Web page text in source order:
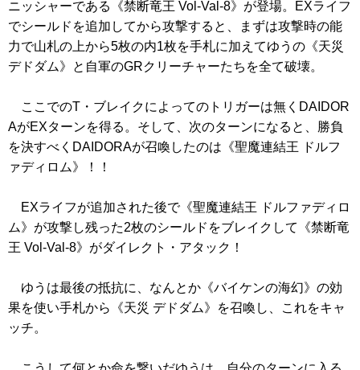
ニッシャーである
《禁断竜王 Vol-Val-8》 が登場。EXライフ
でシールドを追加してから攻撃すると、まずは攻撃時の能
力で山札の上から5枚の内1枚を手札に加えてゆうの 《天災
デドダム》
と自軍のGRクリーチャーたちを全て破壊。
ここでのT・ブレイクによってのトリガーは無くDAIDOR
AがEXターンを得る。そして、次のターンになると、勝負
を決すべくDAIDORAが召喚したのは 《聖魔連結王 ドルフ
ァディロム》
！！
EXライフが追加された後で《聖魔連結王 ドルファディロ
ム》 が攻撃し残った2枚のシールドをブレイクして
《禁断竜
王 Vol-Val-8》 がダイレクト・アタック！
ゆうは最後の抵抗に、なんとか 《バイケンの海幻》 の効
果を使い手札から
《天災 デドダム》
を召喚し、これをキャ
ッチ。